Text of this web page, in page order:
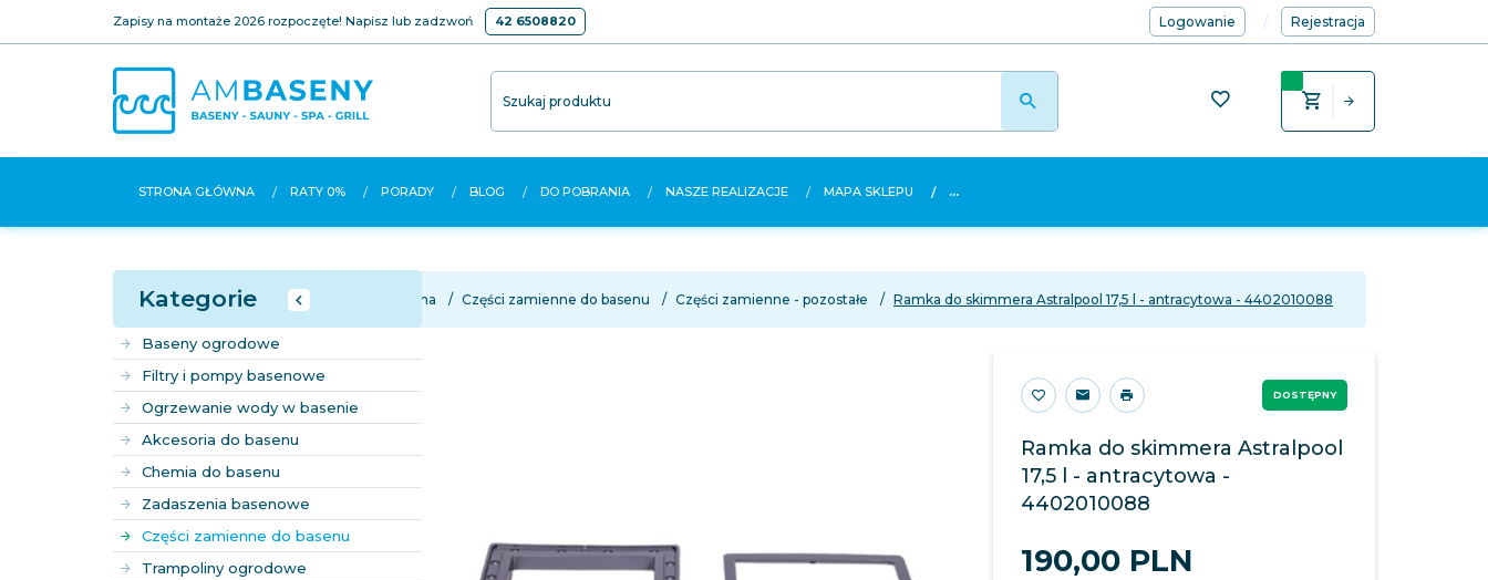
Zapisy na montaże 2026 rozpoczęte! Napisz lub zadzwoń 42 6508820 Logowanie Rejestracja
Szukaj produktu
STRONA GŁÓWNA RATY 0% PORADY BLOG DO POBRANIA NASZE REALIZACJE MAPA SKLEPU ...
Strona główna Części zamienne do basenu Części zamienne - pozostałe Ramka do skimmera Astralpool 17,5 l - antracytowa - 4402010088
Kategorie
Baseny ogrodowe
Filtry i pompy basenowe
Ogrzewanie wody w basenie
Akcesoria do basenu
Chemia do basenu
Zadaszenia basenowe
Części zamienne do basenu
Trampoliny ogrodowe
DOSTĘPNY
Ramka do skimmera Astralpool
17,5 l - antracytowa -
4402010088
190,00 PLN